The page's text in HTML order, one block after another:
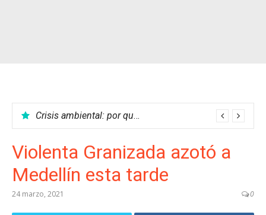
Crisis ambiental: por qué no podemos parar el calentamiento global
Violenta Granizada azotó a
Medellín esta tarde
24 marzo, 2021 0